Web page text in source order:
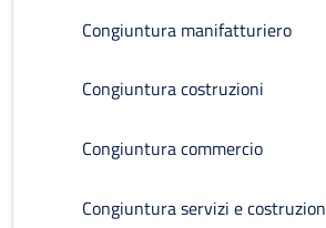
Congiuntura manifatturiero
Congiuntura costruzioni
Congiuntura commercio
Congiuntura servizi e